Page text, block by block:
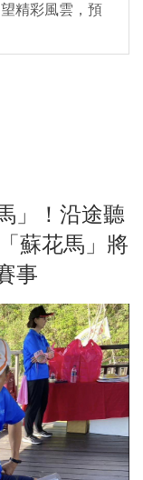
精彩風雲，預
」！沿途聽
蘇花馬」將
事